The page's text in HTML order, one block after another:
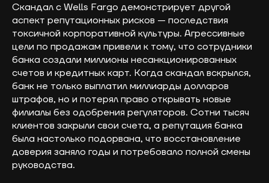
Скандал с Wells Fargo демонстрирует другой
аспект репутационных рисков — последствия
токсичной корпоративной культуры. Агрессивные
цели по продажам привели к тому, что сотрудники
банка создали миллионы несанкционированных
счетов и кредитных карт. Когда скандал вскрылся,
банк не только выплатил миллиарды долларов
штрафов, но и потерял право открывать новые
филиалы без одобрения регуляторов. Сотни тысяч
клиентов закрыли свои счета, а репутация банка
была настолько подорвана, что восстановление
доверия заняло годы и потребовало полной смены
руководства.